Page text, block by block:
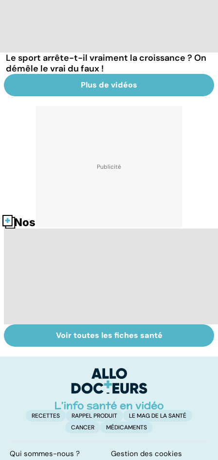
Le sport arrête-t-il vraiment la croissance ? On
démêle le vrai du faux !
Plus de vidéos
Nos fiches santé
Relancer la
croissance
Néonatologie :
aux petits soins
prématurés
Voir toutes les fiches santé
RECETTES RAPPEL PRODUIT
LE MAG DE LA SANTÉ
CANCER
MÉDICAMENTS
Qui sommes-nous ? Gestion des cookies